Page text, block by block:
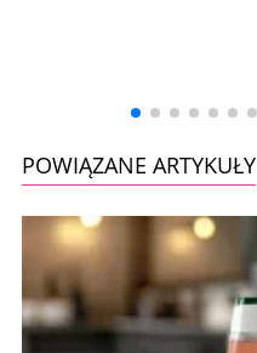
POWIĄZANE ARTYKUŁY